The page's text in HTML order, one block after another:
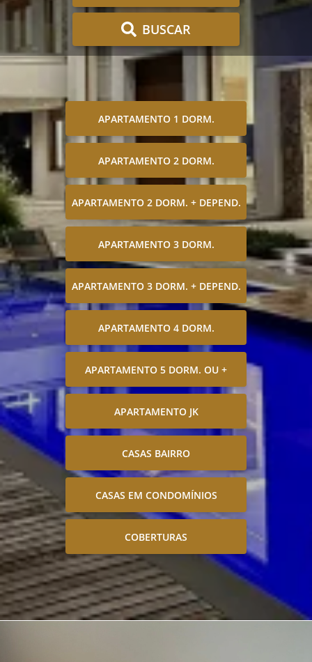
BUSCAR
APARTAMENTO 1 DORM.
APARTAMENTO 2 DORM.
APARTAMENTO 2 DORM. + DEPEND.
APARTAMENTO 3 DORM.
APARTAMENTO 3 DORM. + DEPEND.
APARTAMENTO 4 DORM.
APARTAMENTO 5 DORM. OU +
APARTAMENTO JK
CASAS BAIRRO
CASAS EM CONDOMÍNIOS
COBERTURAS